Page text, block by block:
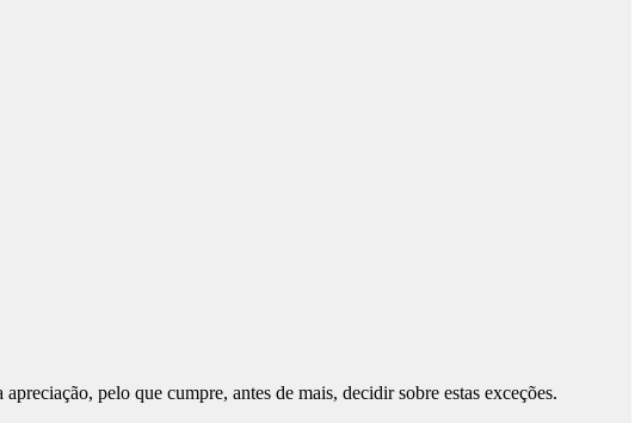
pelo que cumpre, antes de mais, decidir sobre estas exceções.